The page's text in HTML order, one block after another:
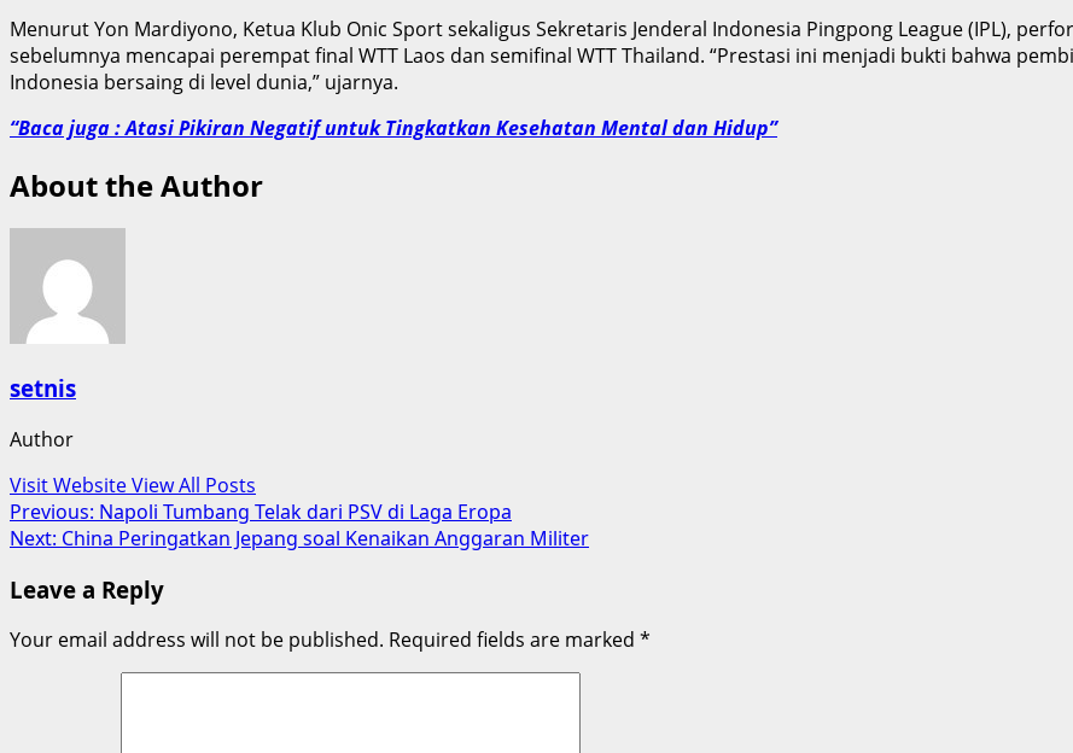
Menurut Yon Mardiyono, Ketua Klub Onic Sport sekaligus Sekretaris Jenderal Indonesia Pingpong League (IPL),
sebelumnya mencapai perempat final WTT Laos dan semifinal WTT Thailand. “Prestasi ini menjadi bukti bahwa
Indonesia bersaing di level dunia,” ujarnya.
“Baca juga : Atasi Pikiran Negatif untuk Tingkatkan Kesehatan Mental dan Hidup”
About the Author
setnis
Author
Visit WebsiteView All Posts
Post
navigation
Previous: Napoli Tumbang Telak dari PSV di Laga Eropa
Next: China Peringatkan Jepang soal Kenaikan Anggaran Militer
Leave a Reply
Your email address will not be published. Required fields are marked *